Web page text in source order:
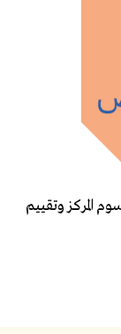
المركز وتقييم